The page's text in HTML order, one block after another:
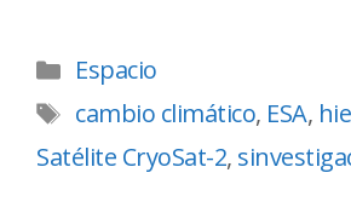
Espacio
cambio climático, ESA,
Satélite CryoSat-2,